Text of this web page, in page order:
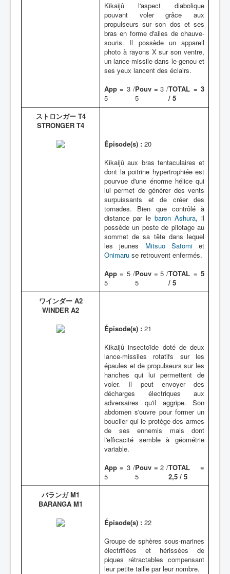
Kikaijû l'aspect diabolique
pouvant voler grâce aux
propulseurs sur son dos et ses
bras en forme d'ailes de chauve-
souris. Il possède un appareil
photo à rayons X sur son ventre,
un lance-missile dans le genou et
ses yeux lancent des éclairs.
App = 3 /
5
Pouv = 3 /
5
TOTAL = 3
/ 5
ストロンガー T4
STRONGER T4
Épisode(s) : 20
Kikaijû aux bras tentaculaires et
dont la poitrine hypertrophiée est
pourvue d'une énorme hélice qui
lui permet de générer des vents
surpuissants et de créer des
tornades. Bien que contrôlé à
distance par le baron Ashura, il
possède un poste de pilotage au
sommet de sa tête dans lequel
les jeunes Mitsuo Satomiet
Onimaru se retrouvent enfermés.
App = 5 /
5
Pouv = 5 /
5
TOTAL = 5
/ 5
ワインダー A2
WINDER A2
Épisode(s) : 21
Kikaijû insectoïde doté de deux
lance-missiles rotatifs sur les
épaules et de propulseurs sur les
hanches qui lui permettent de
voler. Il peut envoyer des
décharges électriques aux
adversaires qu'il aggripe. Son
abdomen s'ouvre pour former un
bouclier qui le protège des armes
de ses ennemis mais dont
l'efficacité semble à géométrie
variable.
App = 3 /
5
Pouv = 2 /
5
TOTAL =
2,5 / 5
バランガ M1
BARANGA M1
Épisode(s) : 22
Groupe de sphères sous-marines
électrifiées et hérissées de
piques rétractables compensant
leur petite taille par leur nombre.